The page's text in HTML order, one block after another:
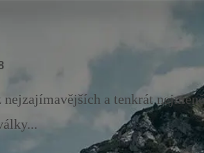
a tenkrát